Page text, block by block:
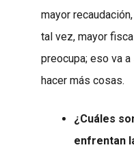
mayor
tal vez, mayor
preocupa; eso va
hacer más cosas.
¿Cuáles
enfrentan